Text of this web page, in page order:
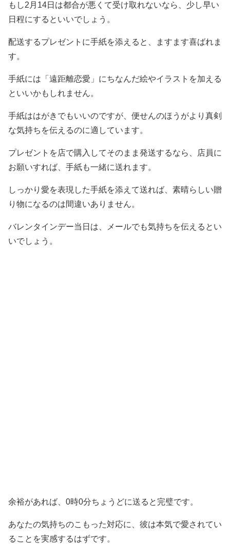
もし2月14日は都合が悪くて受け取れないなら、少し早い
日程にするといいでしょう。
配送するプレゼントに手紙を添えると、ますます喜ばれま
す。
手紙には「遠距離恋愛」にちなんだ絵やイラストを加える
といいかもしれません。
手紙ははがきでもいいのですが、便せんのほうがより真剣
な気持ちを伝えるのに適しています。
プレゼントを店で購入してそのまま発送するなら、店員に
お願いすれば、手紙も一緒に送れます。
しっかり愛を表現した手紙を添えて送れば、素晴らしい贈
り物になるのは間違いありません。
バレンタインデー当日は、メールでも気持ちを伝えるとい
いでしょう。
余裕があれば、0時0分ちょうどに送ると完璧です。
あなたの気持ちのこもった対応に、彼は本気で愛されてい
ることを実感するはずです。